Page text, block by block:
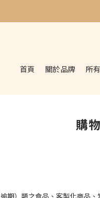
加入會員贈$50
首頁 關於品牌 所
購